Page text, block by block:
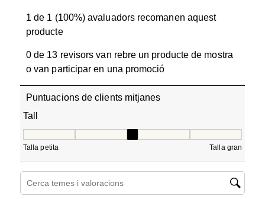
1 de 1 (100%) avaluadors recomanen aquest
producte
0 de 13 revisors van rebre un producte de mostra
o van participar en una promoció
Puntuacions de clients mitjanes
Tall
Talla petita Talla gran
Cerca temes i valoracions regió de cerca